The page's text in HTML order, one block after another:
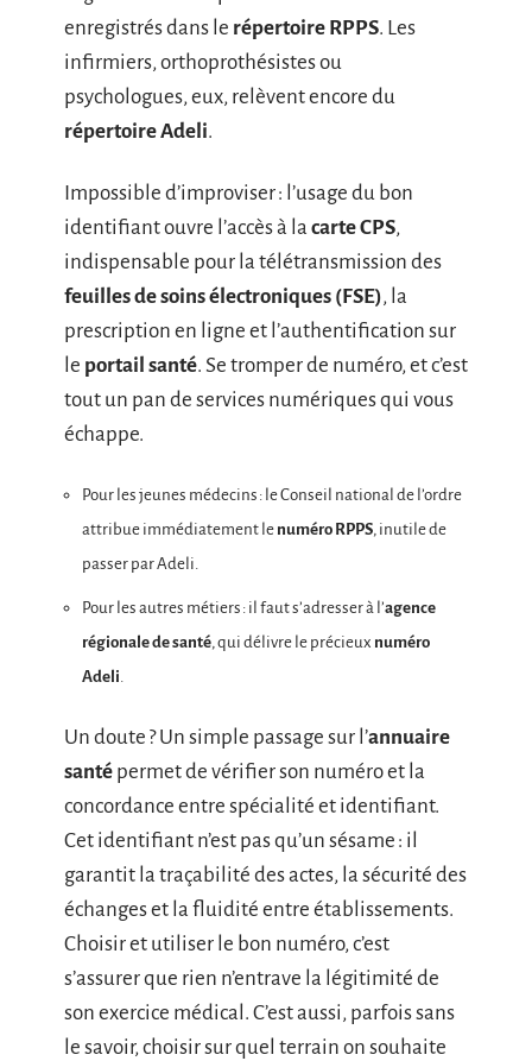
enregistrés dans le répertoire RPPS. Les
infirmiers, orthoprothésistes ou
psychologues, eux, relèvent encore du
répertoire Adeli.
Impossible d’improviser : l’usage du bon
identifiant ouvre l’accès à la carte CPS,
indispensable pour la télétransmission des
feuilles de soins électroniques (FSE), la
prescription en ligne et l’authentification sur
le portail santé. Se tromper de numéro, et c’est
tout un pan de services numériques qui vous
échappe.
Pour les jeunes médecins : le Conseil national de l’ordre
attribue immédiatement le numéro RPPS, inutile de
passer par Adeli.
Pour les autres métiers : il faut s’adresser à l’agence
régionale de santé, qui délivre le précieux numéro
Adeli
Un doute ? Un simple passage sur l’annuaire
santé permet de vérifier son numéro et la
concordance entre spécialité et identifiant.
Cet identifiant n’est pas qu’un sésame : il
garantit la traçabilité des actes, la sécurité des
échanges et la fluidité entre établissements.
Choisir et utiliser le bon numéro, c’est
s’assurer que rien n’entrave la légitimité de
son exercice médical. C’est aussi, parfois sans
le savoir, choisir sur quel terrain on souhaite